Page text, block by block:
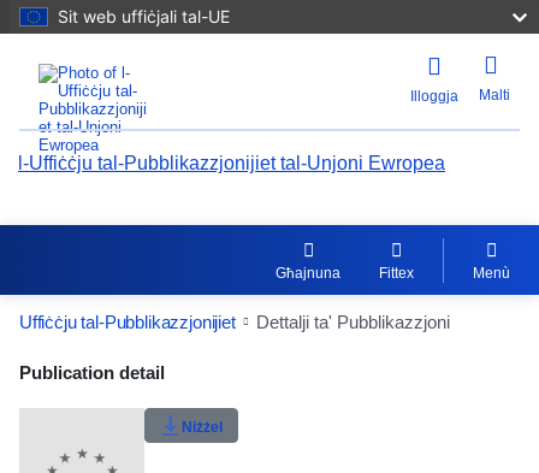
Sit web uffiċjali tal-UE
Illoggja Malti
l-Uffiċċju tal-Pubblikazzjonijiet tal-Unjoni Ewropea
Għajnuna Fittex Menù
Uffiċċju tal-Pubblikazzjonijiet Dettalji ta' Pubblikazzjoni
Publication Detail Actions Portlet
Publication detail
Niżżel